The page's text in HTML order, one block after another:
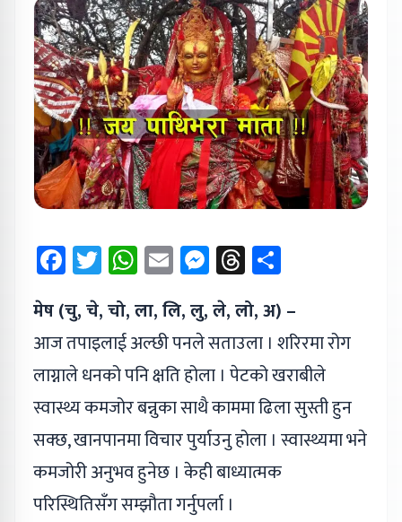
Facebook
Twitter
WhatsApp
EmailMessenger
Threads
मेष (चु, चे, चो, ला, लि, लु, ले, लो, अ) –
आज तपाइलाई अल्छी पनले सताउला । शरिरमा रोग
लाग्नाले धनको पनि क्षति होला । पेटको खराबीले
स्वास्थ्य कमजोर बन्नुका साथै काममा ढिला सुस्ती हुन
सक्छ, खानपानमा विचार पुर्याउनु होला । स्वास्थ्यमा भने
कमजोरी अनुभव हुनेछ । केही बाध्यात्मक
परिस्थितिसँग सम्झौता गर्नुपर्ला ।